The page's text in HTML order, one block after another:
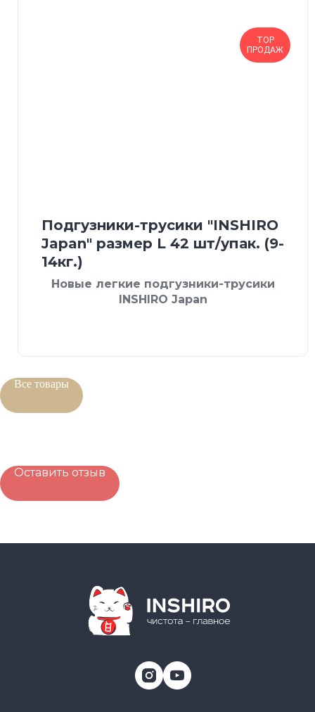
TOP
ПРОДАЖ
Подгузники-трусики "INSHIRO
Japan" размер L 42 шт/упак. (9-
14кг.)
Новые легкие подгузники-трусики
INSHIRO Japan
Все товары
Оставить отзыв